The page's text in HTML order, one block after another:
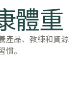
體重
產品、教練和資源
。